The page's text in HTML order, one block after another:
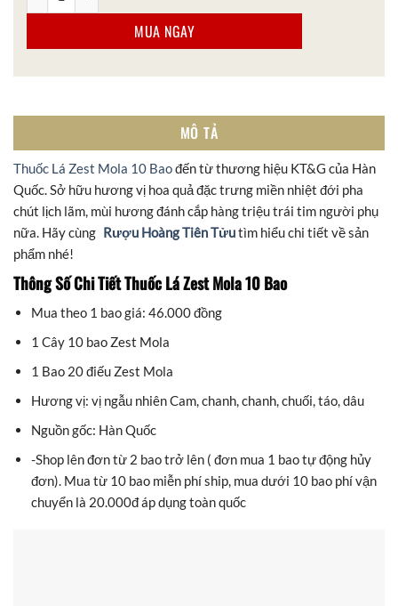
MUA NGAY
MÔ TẢ
Thuốc Lá Zest Mola 10 Baođến từ thương hiệu KT&G của Hàn
Quốc. Sở hữu hương vị hoa quả đặc trưng miền nhiệt đới pha
chút lịch lãm, mùi hương đánh cắp hàng triệu trái tim người phụ
nữa. Hãy cùng Rượu Hoàng Tiên Tửutìm hiểu chi tiết về sản
phẩm nhé!
Thông Số Chi Tiết Thuốc Lá Zest Mola 10 Bao
Mua theo 1 bao giá: 46.000 đồng
1 Cây 10 bao Zest Mola
1 Bao 20 điếu Zest Mola
Hương vị: vị ngẫu nhiên Cam, chanh, chanh, chuối, táo, dâu
Nguồn gốc: Hàn Quốc
-Shop lên đơn từ 2 bao trở lên ( đơn mua 1 bao tự động hủy
đơn). Mua từ 10 bao miễn phí ship, mua dưới 10 bao phí vận
chuyển là 20.000đ áp dụng toàn quốc